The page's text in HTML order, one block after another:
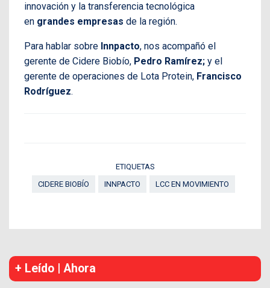
innovación y la transferencia tecnológica
en grandes empresas de la región.
Para hablar sobre Innpacto, nos acompañó el
gerente de Cidere Biobío, Pedro Ramírez; y el
gerente de operaciones de Lota Protein, Francisco
Rodríguez.
ETIQUETAS
CIDERE BIOBÍO
INNPACTO LCC EN MOVIMIENTO
+ Leído | Ahora